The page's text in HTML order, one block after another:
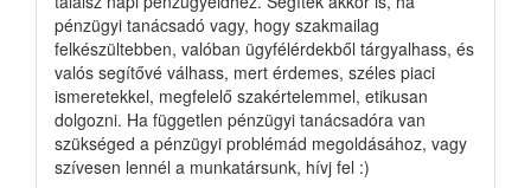
pénzügyi tanácsadó vagy, hogy szakmailag
felkészültebben, valóban ügyfélérdekből tárgyalhass, és
valós segítővé válhass, mert érdemes, széles piaci
ismeretekkel, megfelelő szakértelemmel, etikusan
dolgozni. Ha független pénzügyi tanácsadóra van
szükséged a pénzügyi problémád megoldásához, vagy
szívesen lennél a munkatársunk, hívj fel :)